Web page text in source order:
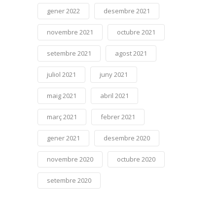
gener 2022 desembre 2021
novembre 2021 octubre 2021
setembre 2021 agost 2021
juliol 2021 juny 2021
maig 2021 abril 2021
març 2021 febrer 2021
gener 2021 desembre 2020
novembre 2020 octubre 2020
setembre 2020